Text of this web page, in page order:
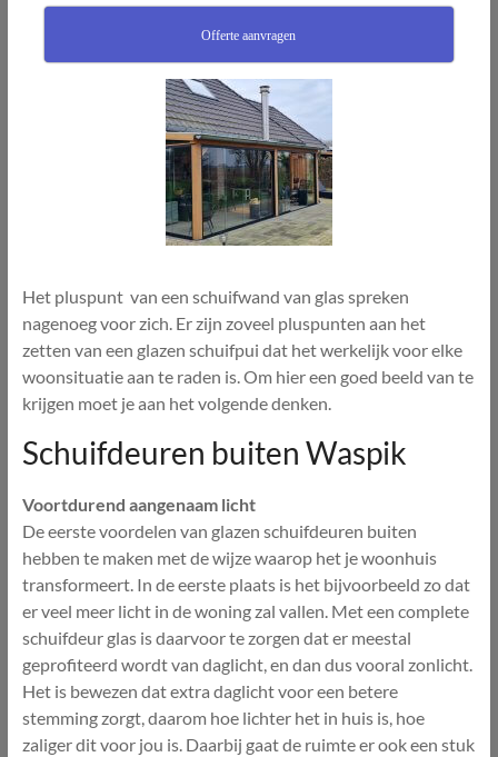
Offerte aanvragen
Het pluspunt van een schuifwand van glas spreken
nagenoeg voor zich. Er zijn zoveel pluspunten aan het
zetten van een glazen schuifpui dat het werkelijk voor elke
woonsituatie aan te raden is. Om hier een goed beeld van te
krijgen moet je aan het volgende denken.
Schuifdeuren buiten Waspik
Voortdurend aangenaam licht
De eerste voordelen van glazen schuifdeuren buiten
hebben te maken met de wijze waarop het je woonhuis
transformeert. In de eerste plaats is het bijvoorbeeld zo dat
er veel meer licht in de woning zal vallen. Met een complete
schuifdeur glas is daarvoor te zorgen dat er meestal
geprofiteerd wordt van daglicht, en dan dus vooral zonlicht.
Het is bewezen dat extra daglicht voor een betere
stemming zorgt, daarom hoe lichter het in huis is, hoe
zaliger dit voor jou is. Daarbij gaat de ruimte er ook een stuk